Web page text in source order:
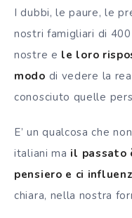
I dubbi, le paure, le
nostri famigliari di
nostre e le loro
modo di vedere la
conosciuto quelle
E’ un qualcosa che
italiani ma il passato
pensiero e ci
chiara, nella nostra